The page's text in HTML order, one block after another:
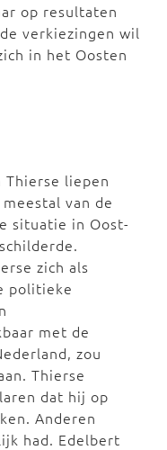
op resultaten
verkiezingen wil
in het Oosten
Thierse liepen
van de
situatie in Oost-
zich als
politieke
met de
zou
Thierse
dat hij op
Anderen
had. Edelbert